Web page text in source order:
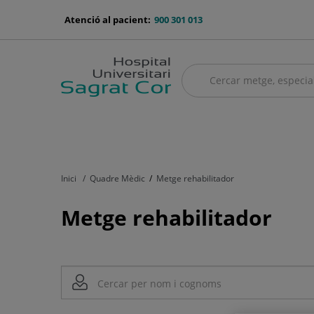
menu-
900 301 013
Atenció al pacient:
CercarCercar
Inici Quadre Mèdic Metge rehabilitador
Metge rehabilitador